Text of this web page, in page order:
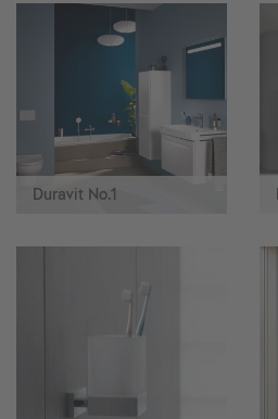
Duravit No.1